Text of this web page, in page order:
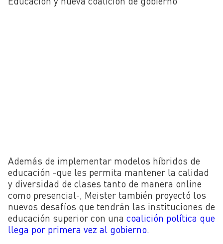
Además de implementar modelos híbridos de
educación -que les permita mantener la calidad
y diversidad de clases tanto de manera online
como presencial-, Meister también proyectó los
nuevos desafíos que tendrán las instituciones de
educación superior con una coalición política que
llega por primera vez al gobierno.